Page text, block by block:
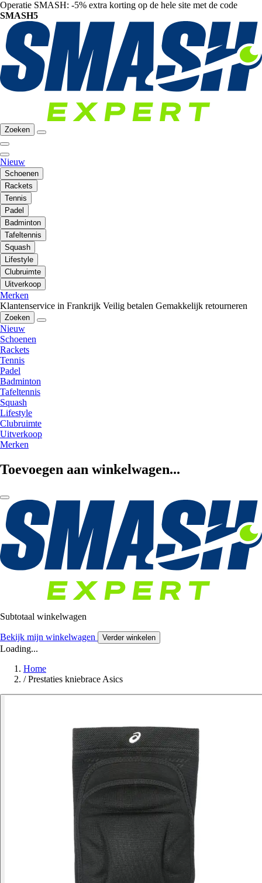
Operatie SMASH: -5% extra korting op de hele site met de code
SMASH5
Zoeken
Nieuw
Schoenen
Rackets
Tennis
Padel
Badminton
Tafeltennis
Squash
Lifestyle
Clubruimte
Uitverkoop
Merken
Klantenservice in Frankrijk Veilig betalen Gemakkelijk retourneren
Zoeken
Nieuw
Schoenen
Rackets
Tennis
Padel
Badminton
Tafeltennis
Squash
Lifestyle
Clubruimte
Uitverkoop
Merken
Toevoegen aan winkelwagen...
Subtotaal winkelwagen
Bekijk mijn winkelwagen Verder winkelen
Loading...
Home
/ Prestaties kniebrace Asics